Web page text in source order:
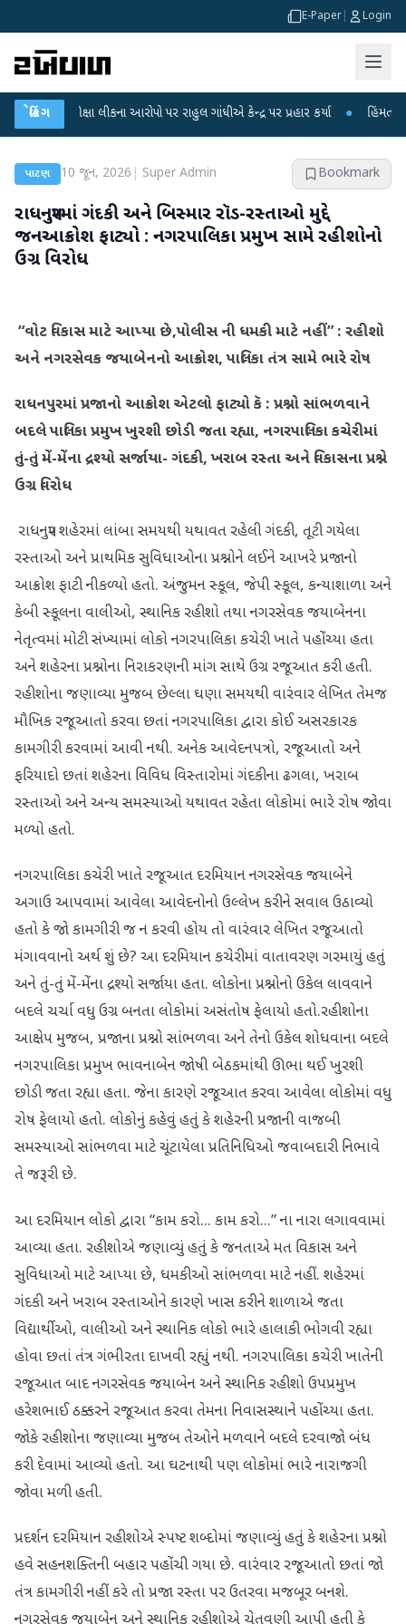
E-Paper Login
બ્રેકિંગ
પરીક્ષા લીકના આરોપો પર રાહુલ ગાંધીએ કેન્દ્ર પર પ્રહાર કર્યા ● હિંમતનગરમાં
પાટણ 10 જૂન, 2026 Super Admin Bookmark
રાધનપુરમાં ગંદકી અને બિસ્માર રૉડ-રસ્તાઓ મુદ્દે
જનઆક્રોશ ફાટ્યો : નગરપાલિકા પ્રમુખ સામે રહીશોનો
ઉગ્ર વિરોધ
“વોટ વિકાસ માટે આપ્યા છે,પોલીસ ની ધમકી માટે નહીં” : રહીશો
અને નગરસેવક જયાબેનનો આક્રોશ, પાલિકા તંત્ર સામે ભારે રોષ
રાધનપુરમાં પ્રજાનો આક્રોશ એટલો ફાટ્યો કૅ : પ્રશ્નો સાંભળવાને
બદલે પાલિકા પ્રમુખ ખુરશી છોડી જતા રહ્યા, નગરપાલિકા કચેરીમાં
તું-તું મેં-મેંના દ્રશ્યો સર્જાયા- ગંદકી, ખરાબ રસ્તા અને વિકાસના પ્રશ્ને
ઉગ્ર વિરોધ
રાધનપુર શહેરમાં લાંબા સમયથી યથાવત રહેલી ગંદકી, તૂટી ગયેલા
રસ્તાઓ અને પ્રાથમિક સુવિધાઓના પ્રશ્નોને લઈને આખરે પ્રજાનો
આક્રોશ ફાટી નીકળ્યો હતો. અંજુમન સ્કૂલ, જેપી સ્કૂલ, કન્યાશાળા અને
કેબી સ્કૂલના વાલીઓ, સ્થાનિક રહીશો તથા નગરસેવક જયાબેનના
નેતૃત્વમાં મોટી સંખ્યામાં લોકો નગરપાલિકા કચેરી ખાતે પહોંચ્યા હતા
અને શહેરના પ્રશ્નોના નિરાકરણની માંગ સાથે ઉગ્ર રજૂઆત કરી હતી.
રહીશોના જણાવ્યા મુજબ છેલ્લા ઘણા સમયથી વારંવાર લેખિત તેમજ
મૌખિક રજૂઆતો કરવા છતાં નગરપાલિકા દ્વારા કોઈ અસરકારક
કામગીરી કરવામાં આવી નથી. અનેક આવેદનપત્રો, રજૂઆતો અને
ફરિયાદો છતાં શહેરના વિવિધ વિસ્તારોમાં ગંદકીના ઢગલા, ખરાબ
રસ્તાઓ અને અન્ય સમસ્યાઓ યથાવત રહેતા લોકોમાં ભારે રોષ જોવા
મળ્યો હતો.
નગરપાલિકા કચેરી ખાતે રજૂઆત દરમિયાન નગરસેવક જયાબેને
અગાઉ આપવામાં આવેલા આવેદનોનો ઉલ્લેખ કરીને સવાલ ઉઠાવ્યો
હતો કે જો કામગીરી જ ન કરવી હોય તો વારંવાર લેખિત રજૂઆતો
મંગાવવાનો અર્થ શું છે? આ દરમિયાન કચેરીમાં વાતાવરણ ગરમાયું હતું
અને તું-તું મેં-મેંના દ્રશ્યો સર્જાયા હતા. લોકોના પ્રશ્નોનો ઉકેલ લાવવાને
બદલે ચર્ચા વધુ ઉગ્ર બનતા લોકોમાં અસંતોષ ફેલાયો હતો.રહીશોના
આક્ષેપ મુજબ, પ્રજાના પ્રશ્નો સાંભળવા અને તેનો ઉકેલ શોધવાના બદલે
નગરપાલિકા પ્રમુખ ભાવનાબેન જોષી બેઠકમાંથી ઊભા થઈ ખુરશી
છોડી જતા રહ્યા હતા. જેના કારણે રજૂઆત કરવા આવેલા લોકોમાં વધુ
રોષ ફેલાયો હતો. લોકોનું કહેવું હતું કે શહેરની પ્રજાની વાજબી
સમસ્યાઓ સાંભળવા માટે ચૂંટાયેલા પ્રતિનિધિઓ જવાબદારી નિભાવે
તે જરૂરી છે.
આ દરમિયાન લોકો દ્વારા “કામ કરો... કામ કરો...” ના નારા લગાવવામાં
આવ્યા હતા. રહીશોએ જણાવ્યું હતું કે જનતાએ મત વિકાસ અને
સુવિધાઓ માટે આપ્યા છે, ધમકીઓ સાંભળવા માટે નહીં. શહેરમાં
ગંદકી અને ખરાબ રસ્તાઓને કારણે ખાસ કરીને શાળાએ જતા
વિદ્યાર્થીઓ, વાલીઓ અને સ્થાનિક લોકો ભારે હાલાકી ભોગવી રહ્યા
હોવા છતાં તંત્ર ગંભીરતા દાખવી રહ્યું નથી. નગરપાલિકા કચેરી ખાતેની
રજૂઆત બાદ નગરસેવક જયાબેન અને સ્થાનિક રહીશો ઉપપ્રમુખ
હરેશભાઈ ઠક્કરને રજૂઆત કરવા તેમના નિવાસસ્થાને પહોંચ્યા હતા.
જોકે રહીશોના જણાવ્યા મુજબ તેઓને મળવાને બદલે દરવાજો બંધ
કરી દેવામાં આવ્યો હતો. આ ઘટનાથી પણ લોકોમાં ભારે નારાજગી
જોવા મળી હતી.
પ્રદર્શન દરમિયાન રહીશોએ સ્પષ્ટ શબ્દોમાં જણાવ્યું હતું કે શહેરના પ્રશ્નો
હવે સહનશક્તિની બહાર પહોંચી ગયા છે. વારંવાર રજૂઆતો છતાં જો
તંત્ર કામગીરી નહીં કરે તો પ્રજા રસ્તા પર ઉતરવા મજબૂર બનશે.